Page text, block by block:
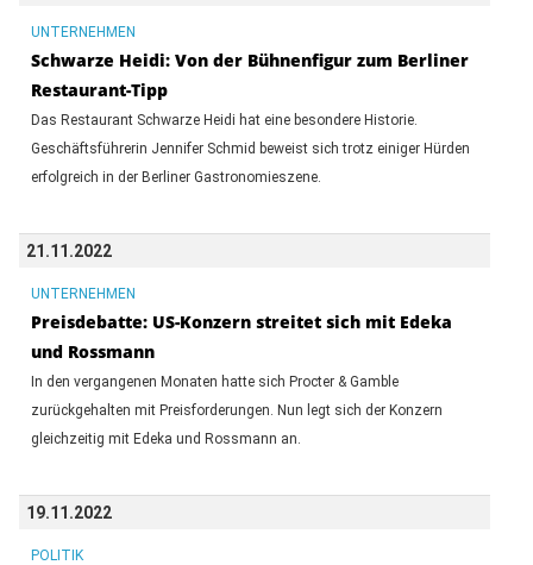
UNTERNEHMEN
Schwarze Heidi: Von der Bühnenfigur zum Berliner
Restaurant-Tipp
Das Restaurant Schwarze Heidi hat eine besondere Historie.
Geschäftsführerin Jennifer Schmid beweist sich trotz einiger Hürden
erfolgreich in der Berliner Gastronomieszene.
21.11.2022
UNTERNEHMEN
Preisdebatte: US-Konzern streitet sich mit Edeka
und Rossmann
In den vergangenen Monaten hatte sich Procter & Gamble
zurückgehalten mit Preisforderungen. Nun legt sich der Konzern
gleichzeitig mit Edeka und Rossmann an.
19.11.2022
POLITIK